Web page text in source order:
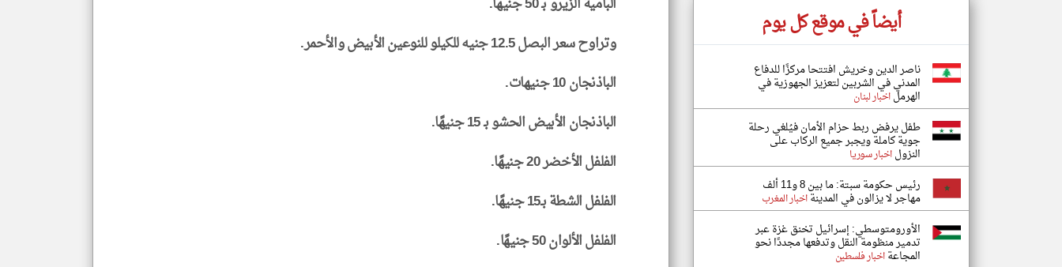
وتراوح سعر البصل 12.5 جنيه للكيلو للنوعين الأبيض والأحمر.
الباذنجان 10 جنيهات.
الباذنجان الأبيض الحشو بـ 15 جنيهًا.
الفلفل الأخضر 20 جنيهًا.
الفلفل الشطة بـ15 جنيهًا.
الفلفل الألوان 50 جنيهًا.
أيضاً في موقع كل يوم
ناصر الدين وخريش افتتحا مركزًا للدفاع
المدني في الشربين لتعزيز الجهوزية في
الهرملاخبار لبنان
طفل يرفض ربط حزام الأمان فيُلغي رحلة
جوية كاملة ويجبر جميع الركاب على
النزولاخبار سوريا
رئيس حكومة سبتة: ما بين 8 و11 ألف
مهاجر لا يزالون في المدينةاخبار المغرب
الأورومتوسطي: إسرائيل تخنق غزة عبر
تدمير منظومة النقل وتدفعها مجددًا نحو
المجاعةاخبار فلسطين